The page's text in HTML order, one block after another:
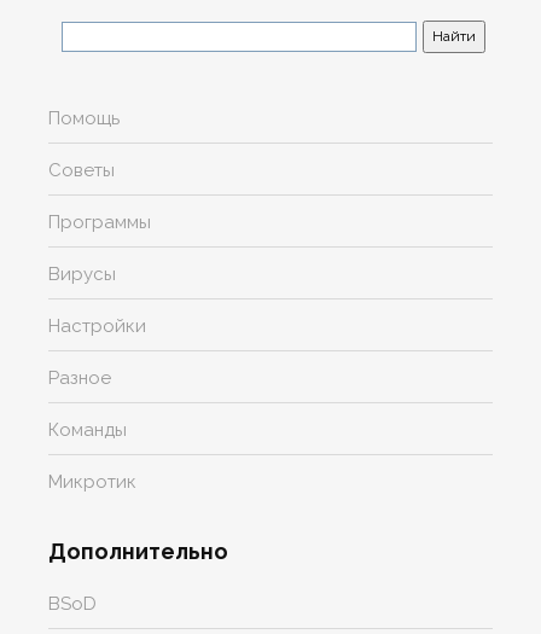
Помощь
Советы
Программы
Вирусы
Настройки
Разное
Команды
Микротик
Дополнительно
BSoD